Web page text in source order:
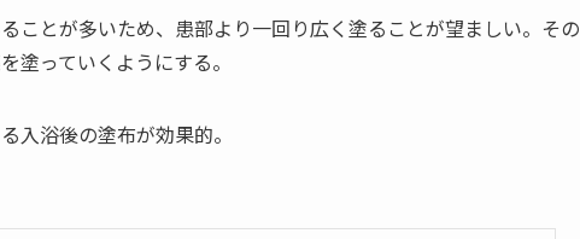
ことが多いため、患部より一回り広く塗ることが望ましい。その
塗っていくようにする。
入浴後の塗布が効果的。